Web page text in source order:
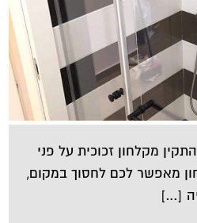
מקלחון זכוכית על פני
מאפשר לכם לחסוך במקום,
[…]